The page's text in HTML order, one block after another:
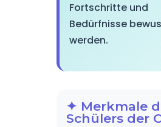
Fortschritte und
Bedürfnisse
werden.
✦ Merkmale
Schülers der